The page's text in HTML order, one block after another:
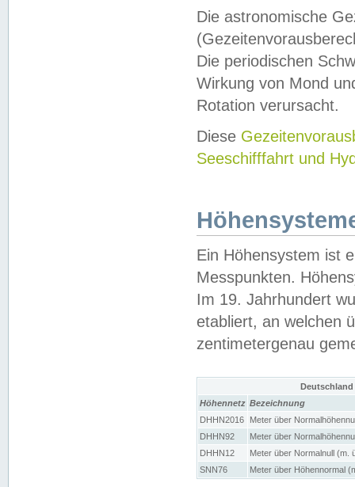
Die astronomische
Die periodischen
Wirkung von Mond
Rotation verursacht.
Diese
Seeschifffahrt und
Ein Höhensystem ist
Messpunkten.
Im 19. Jahrhundert
etabliert, an welchen
zentimetergenau
Höhennetz Bezeichnung
DHHN2016
Meter über
DHHN92
Meter über
DHHN12
Meter über Normalnull (m.
SNN76
Meter über Höhennormal